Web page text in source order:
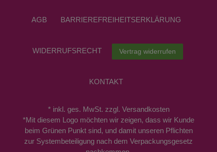
AGB BARRIEREFREIHEITSERKLÄRUNG
WIDERRUFS­RECHT Vertrag widerrufen
KONTAKT
* inkl. ges. MwSt. zzgl. Versandkosten
*Mit diesem Logo möchten wir zeigen, dass wir Kunde
beim Grünen Punkt sind, und damit unseren Pflichten
zur Systembeteiligung nach dem Verpackungsgesetz